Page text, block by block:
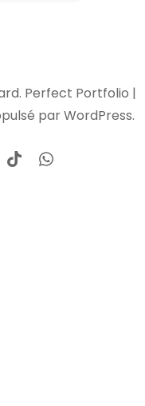
. Perfect Portfolio |
parWordPress.